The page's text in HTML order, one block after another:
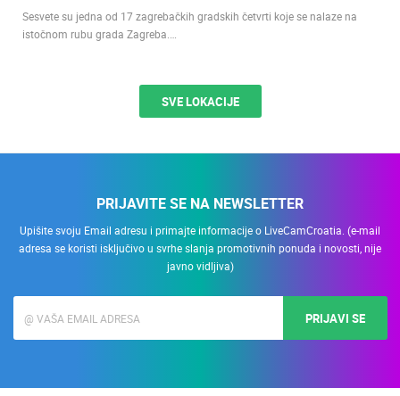
Sesvete su jedna od 17 zagrebačkih gradskih četvrti koje se nalaze na
istočnom rubu grada Zagreba.…
SVE LOKACIJE
PRIJAVITE SE NA NEWSLETTER
Upišite svoju Email adresu i primajte informacije o LiveCamCroatia. (e-mail
adresa se koristi isključivo u svrhe slanja promotivnih ponuda i novosti, nije
javno vidljiva)
PRIJAVI SE